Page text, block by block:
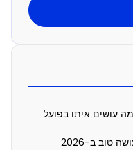
טוב ב-2026